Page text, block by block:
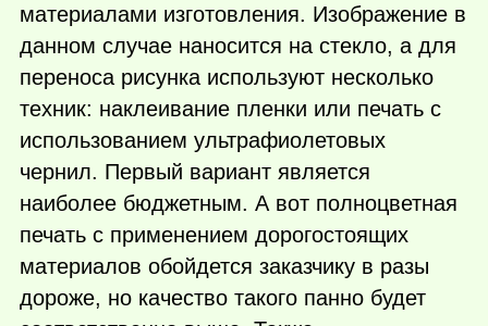
материалами изготовления. Изображение в
данном случае наносится на стекло, а для
переноса рисунка используют несколько
техник: наклеивание пленки или печать с
использованием ультрафиолетовых
чернил. Первый вариант является
наиболее бюджетным. А вот полноцветная
печать с применением дорогостоящих
материалов обойдется заказчику в разы
дороже, но качество такого панно будет